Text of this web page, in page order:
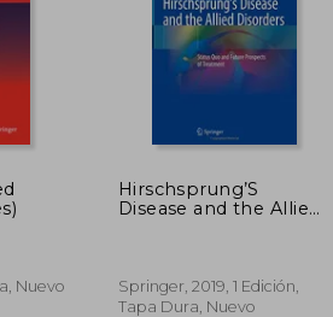
Nuevo
Hirschsprung’S
Disease and the Allied
Inglés)
Springer, 2019, 1 Edición,
Tapa Dura, Nuevo